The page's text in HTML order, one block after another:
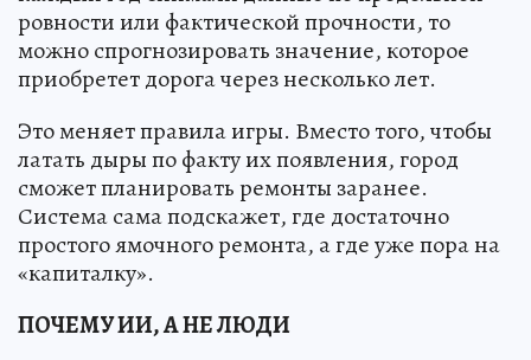
ровности или фактической прочности, то
можно спрогнозировать значение, которое
приобретет дорога через несколько лет.
Это меняет правила игры. Вместо того, чтобы
латать дыры по факту их появления, город
сможет планировать ремонты заранее.
Система сама подскажет, где достаточно
простого ямочного ремонта, а где уже пора на
«капиталку».
ПОЧЕМУ ИИ, А НЕ ЛЮДИ